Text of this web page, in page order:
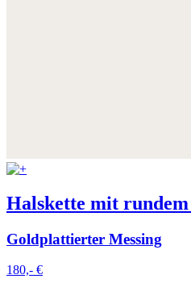
Halskette mit
Goldplattierter Messing
180,- €